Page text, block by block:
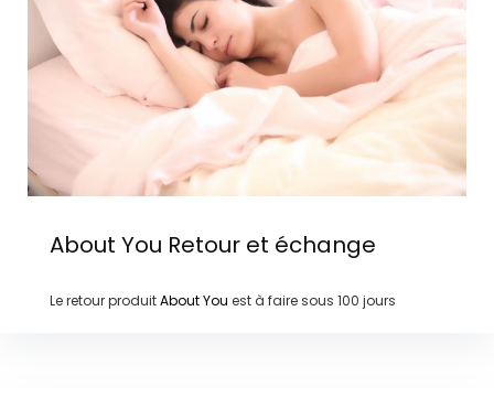
About You Retour et échange
Le retour produitAbout You est à faire sous 100 jours